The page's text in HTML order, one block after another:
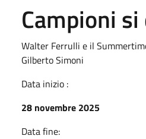
Campioni
Walter Ferrulli e il
Gilberto Simoni
Data inizio :
28 novembre 2025
Data fine: